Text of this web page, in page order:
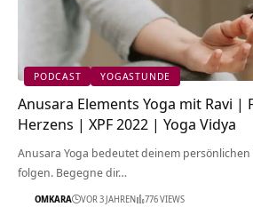
PODCAST YOGASTUNDE
Anusara Elements Yoga mit Ravi |
Herzens | XPF 2022 | Yoga Vidya
Anusara Yoga bedeutet deinem persönlichen
folgen. Begegne dir…
OMKARA VOR 3 JAHREN 776 VIEWS